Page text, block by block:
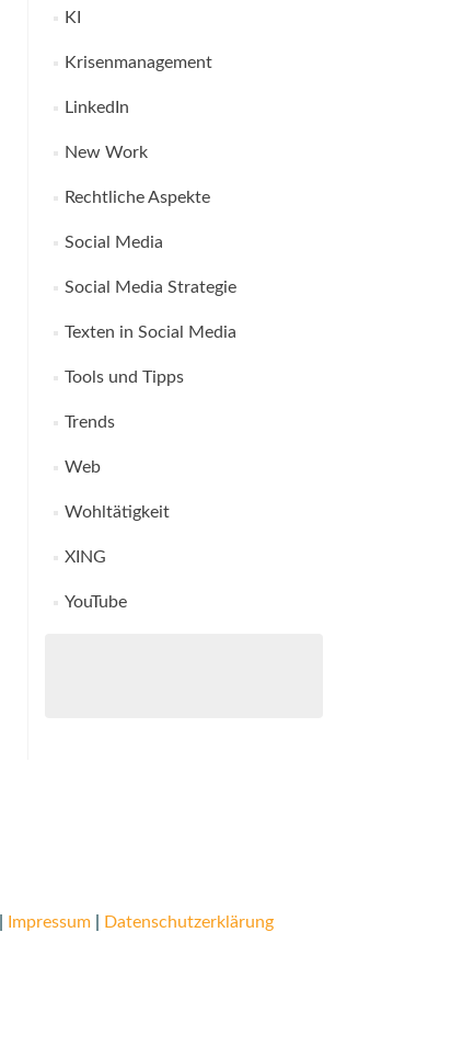
KI
Krisenmanagement
LinkedIn
New Work
Rechtliche Aspekte
Social Media
Social Media Strategie
Texten in Social Media
Tools und Tipps
Trends
Web
Wohltätigkeit
XING
YouTube
Impressum|
Datenschutzerklärung